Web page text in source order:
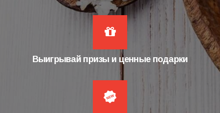
Выигрывай призы и ценные подарки